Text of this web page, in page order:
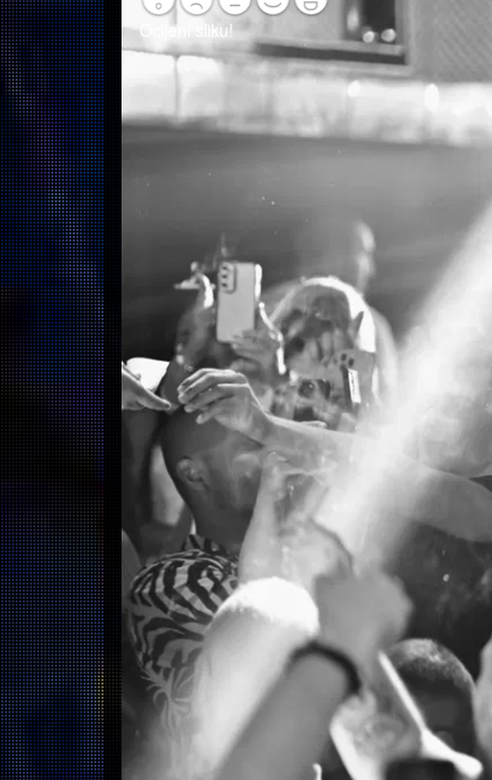
Ocijeni sliku!